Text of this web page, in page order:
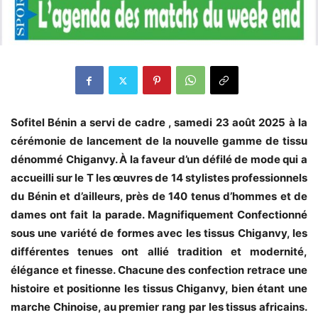
Sofitel Bénin a servi de cadre , samedi 23 août 2025 à la
cérémonie de lancement de la nouvelle gamme de tissu
dénommé Chiganvy. À la faveur d’un défilé de mode qui a
accueilli sur le T les œuvres de 14 stylistes professionnels
du Bénin et d’ailleurs, près de 140 tenus d’hommes et de
dames ont fait la parade. Magnifiquement Confectionné
sous une variété de formes avec les tissus Chiganvy, les
différentes tenues ont allié tradition et modernité,
élégance et finesse. Chacune des confection retrace une
histoire et positionne les tissus Chiganvy, bien étant une
marche Chinoise, au premier rang par les tissus africains.